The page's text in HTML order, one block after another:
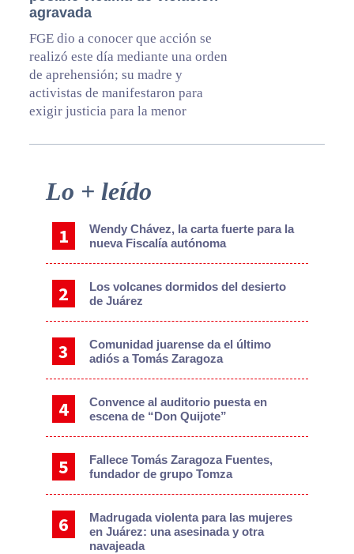
agravada
FGE dio a conocer que acción se
realizó este día mediante una orden
de aprehensión; su madre y
activistas de manifestaron para
exigir justicia para la menor
Primary
Lo + leído
Wendy Chávez, la carta fuerte para la
nueva Fiscalía autónoma
Los volcanes dormidos del desierto
de Juárez
Comunidad juarense da el último
adiós a Tomás Zaragoza
Convence al auditorio puesta en
escena de “Don Quijote”
Fallece Tomás Zaragoza Fuentes,
fundador de grupo Tomza
Madrugada violenta para las mujeres
en Juárez: una asesinada y otra
navajeada